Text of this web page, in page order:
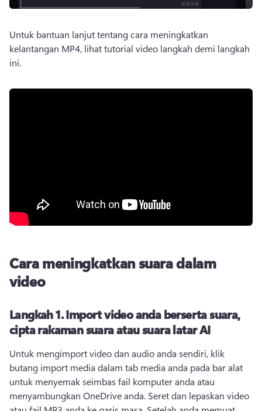
Untuk bantuan lanjut tentang cara meningkatkan
kelantangan MP4, lihat tutorial video langkah demi langkah
ini.
Cara meningkatkan suara dalam
video
Langkah 1.Import video anda berserta suara,
cipta rakaman suara atau suara latar AI
Untuk mengimport video dan audio anda sendiri, klik
butang import media dalam tab media anda pada bar alat
untuk menyemak seimbas fail komputer anda atau
menyambungkan OneDrive anda. Seret dan lepaskan video